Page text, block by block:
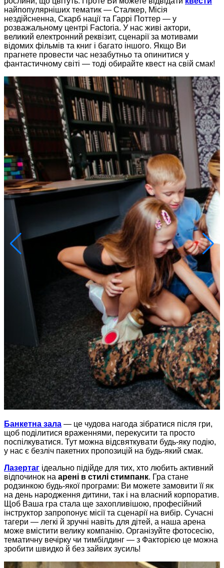
найпопулярніших тематик — Сталкер, Місія
нездійсненна, Скарб нації та Гаррі Поттер — у
розважальному центрі Factoria. У нас живі актори,
великий електронний реквізит, сценарії за мотивами
відомих фільмів та книг і багато іншого. Якщо Ви
прагнете провести час незабутньо та опинитися у
фантастичному світі — тоді обирайте квест на свій смак!
Банкетна зала — це чудова нагода зібратися після гри,
щоб поділитися враженнями, перекусити та просто
поспілкуватися. Тут можна відсвяткувати будь-яку подію,
у нас є безліч пакетних пропозицій на будь-який смак.
Лазертаг ідеально підійде для тих, хто любить активний
відпочинок на арені в стилі стимпанк. Гра стане
родзинкою будь-якої програми: Ви можете замовити її як
на день народження дитини, так і на власний корпоратив.
Щоб Ваша гра стала ще захопливішою, професійний
інструктор запропонує місії та сценарії на вибір. Сучасні
тагери — легкі й зручні навіть для дітей, а наша арена
може вмістити велику компанію. Організуйте фотосесію,
тематичну вечірку чи тимбілдинг — з Факторією це можна
зробити швидко й без зайвих зусиль!